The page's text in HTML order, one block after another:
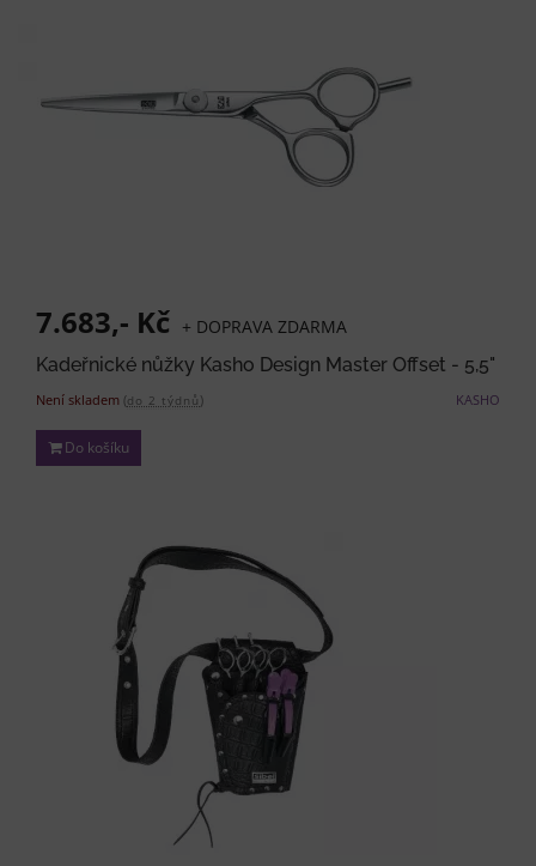
7.683,- Kč + DOPRAVA ZDARMA
Kadeřnické nůžky Kasho Design Master Offset - 5,5"
KASHO
Není skladem (do 2 týdnů )
Do košíku